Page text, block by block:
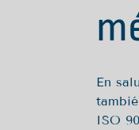
En
ISO